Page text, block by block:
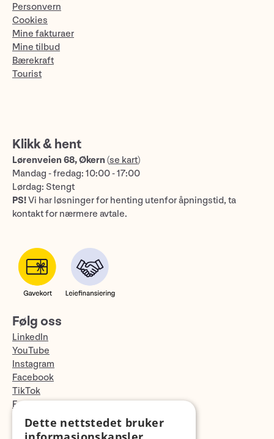
Personvern
Cookies
Mine fakturaer
Mine tilbud
Bærekraft
Tourist
Klikk & hent
Lørenveien 68, Økern (se kart)
Mandag - fredag: 10:00 - 17:00
Lørdag: Stengt
PS!Vi har løsninger for henting utenfor åpningstid, ta
kontakt for nærmere avtale.
Følg oss
LinkedIn
YouTube
Instagram
Facebook
TikTok
Fotopodden
Med forbehold om skrive- og lagerfeil
Dette nettstedet bruker